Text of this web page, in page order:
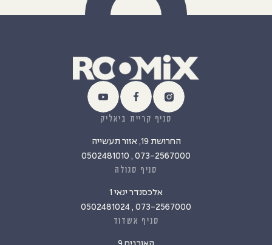
סניף קריית ביאליק
החרושת 19, אזור תעשייה
073-2567000 , 0502481010
סניף סגולה
אלכסנדר ינאי 1
073-2567000 , 0502481024
סניף אשדוד